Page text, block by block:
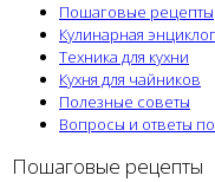
Пошаговые рецепты
Кулинарная
Техника для кухни
Кухня для чайников
Полезные советы
Вопросы и ответы
Пошаговые рецепты